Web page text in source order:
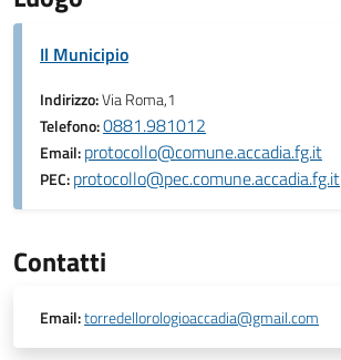
Il Municipio
Indirizzo:Via Roma,1
Telefono:0881.981012
Email:protocollo@comune.accadia.fg.it
PEC:protocollo@pec.comune.accadia.fg.it
Contatti
Email:torredellorologioaccadia@gmail.com